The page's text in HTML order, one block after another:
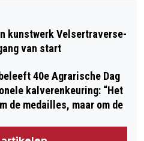
SINT
GENIETEN
LICHTJESTOER
KAMERS’ VAN
ALS DE
THUIS TE HOOG
kunstwerk Velsertraverse-
van start
40e Agrarische Dag
kalverenkeuring: “Het
de medailles, maar om de